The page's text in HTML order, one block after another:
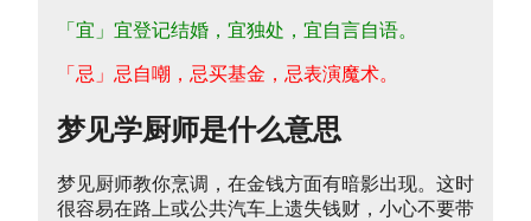
「宜」宜登记结婚，宜独处，宜自言自语。
「忌」忌自嘲，忌买基金，忌表演魔术。
梦见学厨师是什么意思
梦见厨师教你烹调，在金钱方面有暗影出现。这时
很容易在路上或公共汽车上遗失钱财，小心不要带